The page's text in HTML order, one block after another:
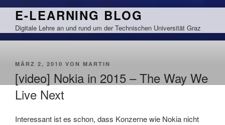
Zum
springen
E-LEARNING BLOG
Digitale Lehre an und rund um der Technischen Universität Graz
VERÖFFENTLICHT
MÄRZ 2, 2010 VON MARTIN
[video] Nokia in 2015 – The Way We
Live Next
Interessant ist es schon, dass Konzerne wie Nokia nicht